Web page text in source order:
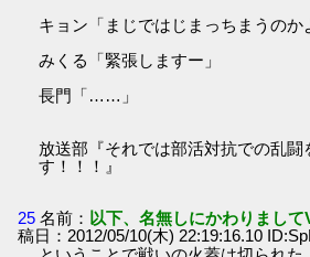
キョン「まじではじまっちまうのか
みくる「緊張しますー」
長門「……」
放送部『それでは部活対抗での乱闘
す！！！』
25 名前： 以下、名無しにかわりまし
稿日：2012/05/10(木) 22:19:16.10